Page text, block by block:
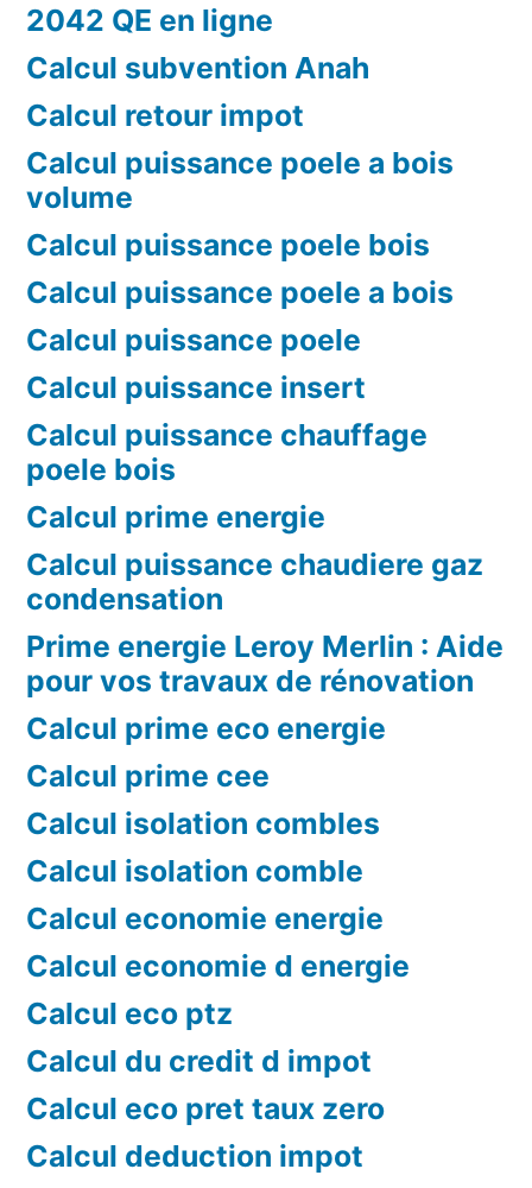
2042 QE en ligne
Calcul subvention Anah
Calcul retour impot
Calcul puissance poele a bois
volume
Calcul puissance poele bois
Calcul puissance poele a bois
Calcul puissance poele
Calcul puissance insert
Calcul puissance chauffage
poele bois
Calcul prime energie
Calcul puissance chaudiere gaz
condensation
Prime energie Leroy Merlin : Aide
pour vos travaux de rénovation
Calcul prime eco energie
Calcul prime cee
Calcul isolation combles
Calcul isolation comble
Calcul economie energie
Calcul economie d energie
Calcul eco ptz
Calcul du credit d impot
Calcul eco pret taux zero
Calcul deduction impot